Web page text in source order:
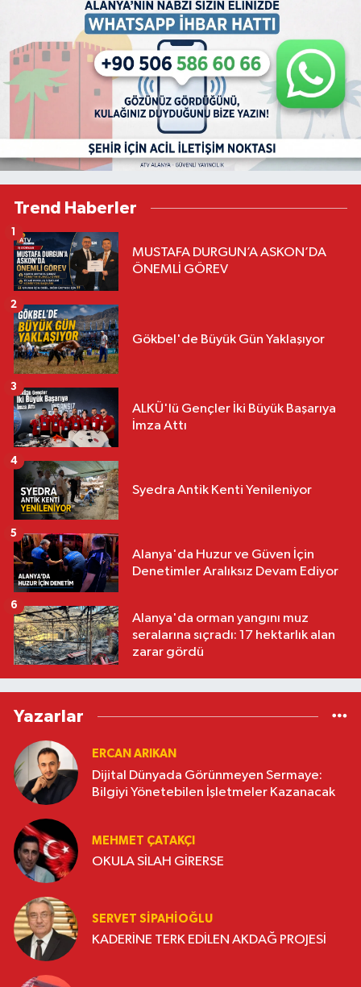
Trend Haberler
MUSTAFA DURGUN’A ASKON’DA
ÖNEMLİ GÖREV
1
Gökbel'de Büyük Gün Yaklaşıyor
2
ALKÜ'lü Gençler İki Büyük Başarıya
İmza Attı
3
Syedra Antik Kenti Yenileniyor
4
Alanya'da Huzur ve Güven İçin
Denetimler Aralıksız Devam Ediyor
5
Alanya'da orman yangını muz
seralarına sıçradı: 17 hektarlık alan
zarar gördü
6
Yazarlar
ERCAN ARIKAN
Dijital Dünyada Görünmeyen Sermaye:
Bilgiyi Yönetebilen İşletmeler Kazanacak
MEHMET ÇATAKÇI
OKULA SİLAH GİRERSE
SERVET SİPAHİOĞLU
KADERİNE TERK EDİLEN AKDAĞ PROJESİ